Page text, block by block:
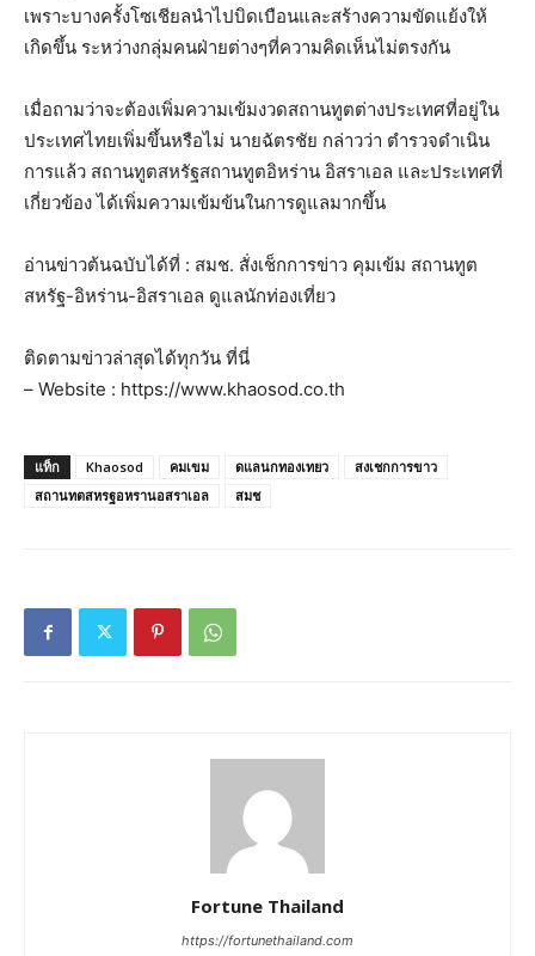
เพราะบางครั้งโซเชียลนำไปบิดเบือนและสร้างความขัดแย้งให้
เกิดขึ้น ระหว่างกลุ่มคนฝ่ายต่างๆที่ความคิดเห็นไม่ตรงกัน
เมื่อถามว่าจะต้องเพิ่มความเข้มงวดสถานทูตต่างประเทศที่อยู่ใน
ประเทศไทยเพิ่มขึ้นหรือไม่ นายฉัตรชัย กล่าวว่า ตำรวจดำเนิน
การแล้ว สถานทูตสหรัฐสถานทูตอิหร่าน อิสราเอล และประเทศที่
เกี่ยวข้อง ได้เพิ่มความเข้มข้นในการดูแลมากขึ้น
อ่านข่าวต้นฉบับได้ที่ : สมช. สั่งเช็กการข่าว คุมเข้ม สถานทูต
สหรัฐ-อิหร่าน-อิสราเอล ดูแลนักท่องเที่ยว
ติดตามข่าวล่าสุดได้ทุกวัน ที่นี่
– Website : https://www.khaosod.co.th
แท็ก Khaosod คมเขม ดแลนกทองเทยว
สงเชกการขาว
สถานทตสหรฐอหรานอสราเอล
สมช
Fortune Thailand
https://fortunethailand.com